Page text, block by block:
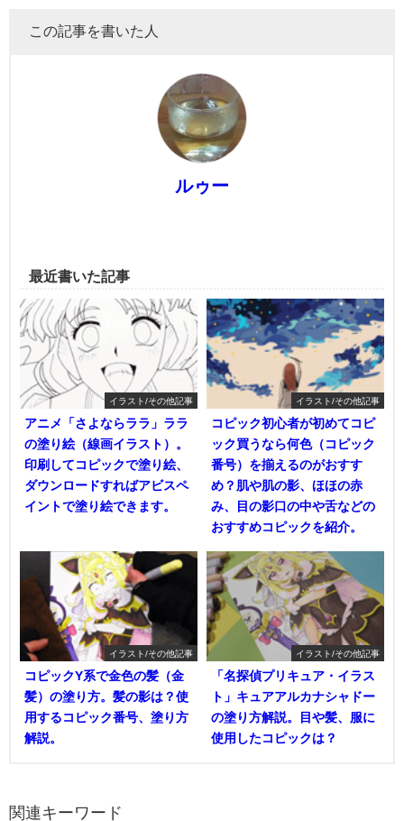
この記事を書いた人
ルゥー
最近書いた記事
イラスト/その他記事
アニメ「さよならララ」ララ
の塗り絵（線画イラスト）。
印刷してコピックで塗り絵、
ダウンロードすればアビスペ
イントで塗り絵できます。
イラスト/その他記事
コピック初心者が初めてコピ
ック買うなら何色（コピック
番号）を揃えるのがおすす
め？肌や肌の影、ほほの赤
み、目の影口の中や舌などの
おすすめコピックを紹介。
イラスト/その他記事
コピックY系で金色の髪（金
髪）の塗り方。髪の影は？使
用するコピック番号、塗り方
解説。
イラスト/その他記事
「名探偵プリキュア・イラス
ト」キュアアルカナシャドー
の塗り方解説。目や髪、服に
使用したコピックは？
関連キーワード